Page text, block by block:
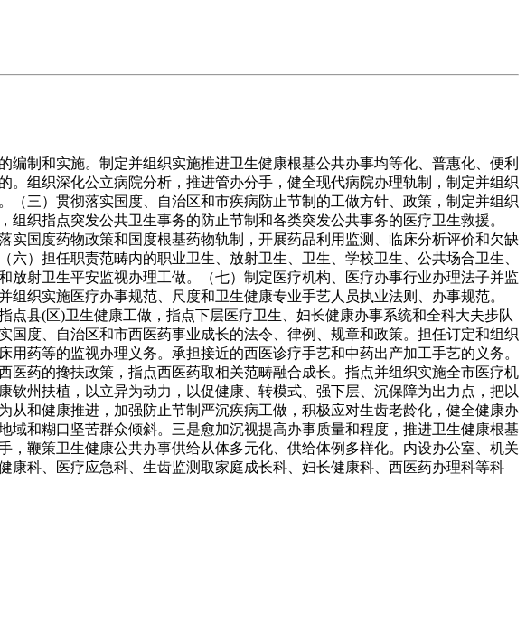
制和实施。制定并组织实施推进卫生健康根基公共办事均等化、普惠化、便利
组织深化公立病院分析，推进管办分手，健全现代病院办理轨制，制定并组织
三）贯彻落实国度、自治区和市疾病防止节制的工做方针、政策，制定并组织
织指点突发公共卫生事务的防止节制和各类突发公共事务的医疗卫生救援。
实国度药物政策和国度根基药物轨制，开展药品利用监测、临床分析评价和欠缺
）担任职责范畴内的职业卫生、放射卫生、卫生、学校卫生、公共场合卫生、
射卫生平安监视办理工做。（七）制定医疗机构、医疗办事行业办理法子并监
织实施医疗办事规范、尺度和卫生健康专业手艺人员执业法则、办事规范。
县(区)卫生健康工做，指点下层医疗卫生、妇长健康办事系统和全科大夫步队
度、自治区和市西医药事业成长的法令、律例、规章和政策。担任订定和组织
药等的监视办理义务。承担接近的西医诊疗手艺和中药出产加工手艺的义务。
药的搀扶政策，指点西医药取相关范畴融合成长。指点并组织实施全市医疗机
州扶植，以立异为动力，以促健康、转模式、强下层、沉保障为出力点，把以
和健康推进，加强防止节制严沉疾病工做，积极应对生齿老龄化，健全健康办
和糊口坚苦群众倾斜。三是愈加沉视提高办事质量和程度，推进卫生健康根基
鞭策卫生健康公共办事供给从体多元化、供给体例多样化。内设办公室、机关
科、医疗应急科、生齿监测取家庭成长科、妇长健康科、西医药办理科等科